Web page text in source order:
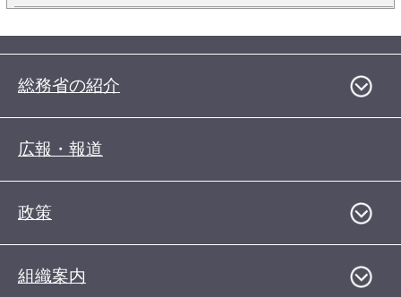
総務省の紹介
広報・報道
政策
組織案内